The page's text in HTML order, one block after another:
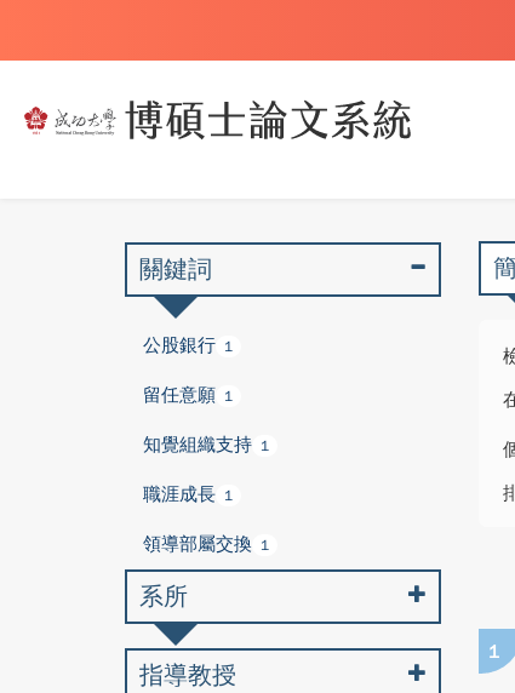
1
關鍵詞
公股銀行 1
留任意願 1
知覺組織支持 1
職涯成長 1
領導部屬交換 1
系所
指導教授